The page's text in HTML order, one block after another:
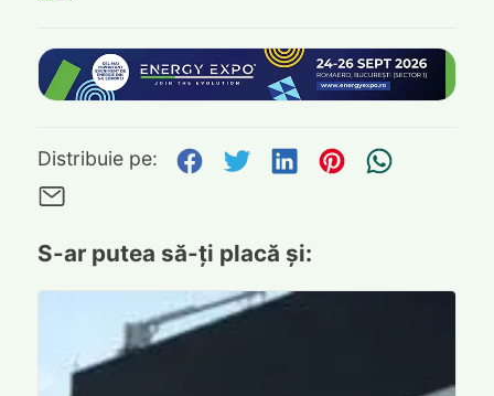
Distribuie pe: Distribuie pe Facebook
Distribuie pe
Distribuie pe
Distribuie
S-ar putea să-ți placă și: